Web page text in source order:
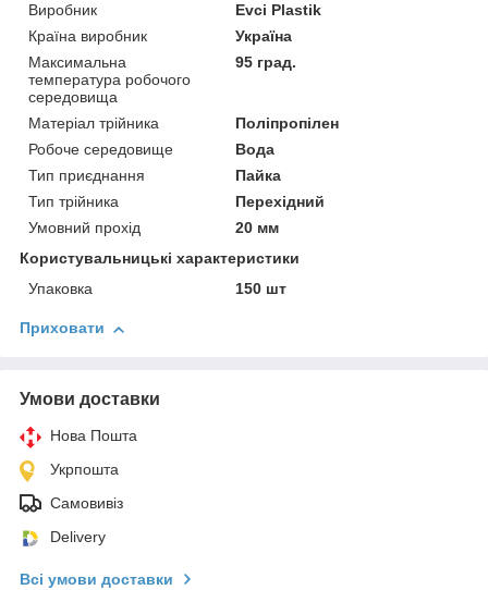
Виробник
Evci Plastik
Країна виробник
Україна
Максимальна
температура робочого
середовища
95 град.
Матеріал трійника
Поліпропілен
Робоче середовище
Вода
Тип приєднання
Пайка
Тип трійника
Перехідний
Умовний прохід
20 мм
Користувальницькі характеристики
Упаковка
150 шт
Приховати
Умови доставки
Нова Пошта
Укрпошта
Самовивіз
Delivery
Всі умови доставки